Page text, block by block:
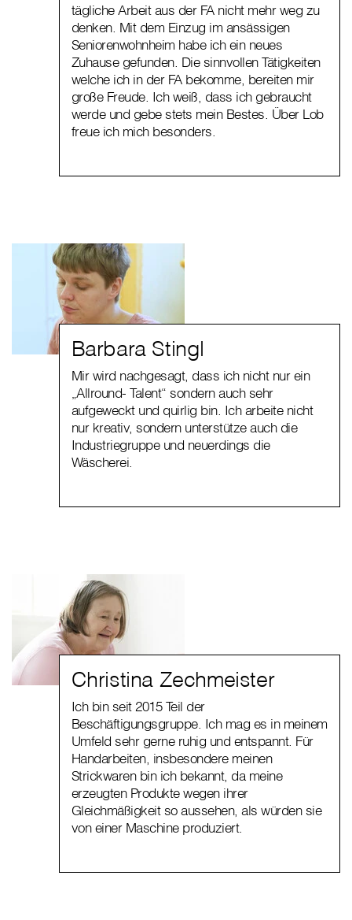
tägliche Arbeit aus der FA nicht mehr weg zu
denken. Mit dem Einzug im ansässigen
Seniorenwohnheim habe ich ein neues
Zuhause gefunden. Die sinnvollen Tätigkeiten
welche ich in der FA bekomme, bereiten mir
große Freude. Ich weiß, dass ich gebraucht
werde und gebe stets mein Bestes. Über Lob
freue ich mich besonders.
Barbara Stingl
Mir wird nachgesagt, dass ich nicht nur ein
„Allround- Talent“ sondern auch sehr
aufgeweckt und quirlig bin. Ich arbeite nicht
nur kreativ, sondern unterstütze auch die
Industriegruppe und neuerdings die
Wäscherei.
Christina Zechmeister
Ich bin seit 2015 Teil der
Beschäftigungsgruppe. Ich mag es in meinem
Umfeld sehr gerne ruhig und entspannt. Für
Handarbeiten, insbesondere meinen
Strickwaren bin ich bekannt, da meine
erzeugten Produkte wegen ihrer
Gleichmäßigkeit so aussehen, als würden sie
von einer Maschine produziert.